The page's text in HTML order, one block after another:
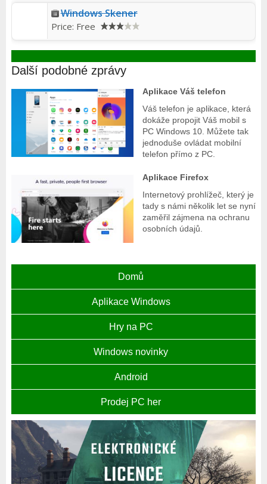
Windows Skener
Price: Free
Další podobné zprávy
Aplikace Váš telefon
Váš telefon je aplikace, která
dokáže propojit Váš mobil s
PC Windows 10. Můžete tak
jednoduše ovládat mobilní
telefon přímo z PC.
Aplikace Firefox
Internetový prohlížeč, který je
tady s námi několik let se nyní
zaměřil zájmena na ochranu
osobních údajů.
Domů
Aplikace Windows
Hry na PC
Windows novinky
Android
Prodej PC her